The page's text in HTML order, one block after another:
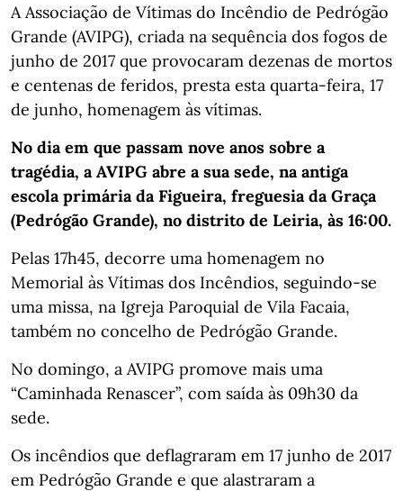
A Associação de Vítimas do Incêndio de Pedrógão
Grande (AVIPG), criada na sequência dos fogos de
junho de 2017 que provocaram dezenas de mortos
e centenas de feridos, presta esta quarta-feira, 17
de junho, homenagem às vítimas.
No dia em que passam nove anos sobre a
tragédia, a AVIPG abre a sua sede, na antiga
escola primária da Figueira, freguesia da Graça
(Pedrógão Grande), no distrito de Leiria, às 16:00.
Pelas 17h45, decorre uma homenagem no
Memorial às Vítimas dos Incêndios, seguindo-se
uma missa, na Igreja Paroquial de Vila Facaia,
também no concelho de Pedrógão Grande.
No domingo, a AVIPG promove mais uma
“Caminhada Renascer”, com saída às 09h30 da
sede.
Os incêndios que deflagraram em 17 junho de 2017
em Pedrógão Grande e que alastraram a